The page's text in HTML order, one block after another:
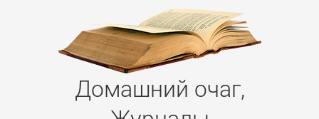
Домашний очаг,